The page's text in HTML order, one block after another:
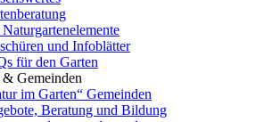
und Infoblätter
für den Garten
Gemeinden
im Garten“ Gemeinden
Beratung und Bildung